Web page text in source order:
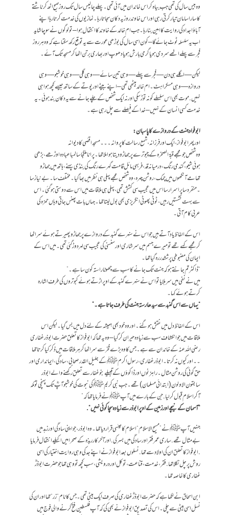
وہ بیس سال کی تھی جب بیاہ کر اس خاندان میں آئی تھی ۔ پہلے چالیس سال تک روز صبح اٹھ کر ناشتے
کا سارا سامان تیار کرتی رہی اور اس خاوند روز یہ دکان سجاتا رہا ۔ نمازیوں کی خدمت کرتا رہا اپنے
آباؤاجداد کی روایت کا امین بنا رہا ۔ جب ام خالد کے خاوند کا انتقال ہوا – تو لوگوں نے سوچا شاید
اب یہ سلسلہ ٹوٹ جائے گا – کون اسی سال کی بوڑھی عورت سے یہ توقع رکھ سکتا ہے کہ وہ ہر روز
فجر سے پہلے اٹھے سردی ہو یا گرمی بارش ہو یا دھوپ اور بھاری برتن اٹھا کر مسجد تک آئے۔
لیکن — اگلے ہی دن — فجر سے پہلے — وہی تین سائے — وہی گلی — وہی خوشبو — وہی
دروازہ — وہی مسکراہٹ۔ ام خالد بیٹھی تھی – اپنے بیٹے اور پوتے کے ساتھ جیسے کچھ ہوا ہی
نہیں. موت بھی اس سلسلے کو نہ توڑ سکی اور نہ ایک شخص کے چلے جانے سے یہ دکان بند ہوئی ۔ یہ
خدمت کسی انسان کے نہیں – خدا کے فیصلے سے چل رہی ہے۔
ابو فواد جنت کے دروازے کا پاسبان :
اور پھر ابو فواز، ایک اور فرزانہ، شمع رسالت کا پروانہ ۔۔۔ مسجد اقصٰی کا دیوانہ
وہ شخص جو مجھے قبة الصخرہ کے چبوترے پر جھاڑو دیتا ہوا ملا تھا ۔ پراناملگجا سا لمبا عبادہ اوڑھے، بڑھی
ہوئی شیو ، گندمی رنگ ، درمیانہ قد ، فربہی مائل قامت گہرے رنگ کی بنڈی پہنے ، ہاتھ میں جھاڑو
تھامے آنکھوں میں چمک، روشن چہرہ ، وہ شخص مجھے پہلی ہی نظر میں بھا گیا ۔مختلف سا ۔ بے نیاز سا
۔ منفرد سا پراسرار سا اس میں عجیب سی کشش تھی ، پہلی ہی ملاقات میں اس سے دوستی ہو گئی ۔ اس
سے بہت نشستیں رہیں ،ٹوٹی پھوٹی انگریزی بھی بول لیتا تھا ۔جہاں بات پھنس جاتی وہاں حمزہ کی
عربی کام آتی ۔
اس کے الفاظ یاد آتے ہیں جو اس نے سنہرے گنبد کے دروازے پر جھاڑو پھیرتے ہوئے سر اٹھا
کرمجھے کہے تھے تو میرے جسم میں سر شاری اور سنسنی کی عجیب سی لہر دوڑ گئی تھی۔میں اس کے
ایمان کی مضبوطی پر ششدر رہ گیا تھا۔
“ ڈاکٹر تم جانتے ہو کہ جنت تک جانے کا سب سے چھوٹا راستہ کون سا ہے ۔”
میں نے نفی میں سر ہلایا تو اس نے سنہرے گنبد کے اوپر اڑتے ہوئے کبوتروں کی طرف اشارہ
کرتے ہوئے کہا ۔
“ یہاں سے اس گنبد سے سیدھا رستہ جنت کی طرف جاتا ہے ۔”
اس کے الفاظ دل میں نقش ہو گئے ۔ اور وہ خود بھی ہمیشہ کے لئے دل میں بس گیا ۔ لیکن اس
ملاقات میں جو انکشاف سب سے زیادہ حیران کر گیا – وہ یہ تھا کہ ابو فواز کا تعلق حضرت ابو ذر غفاری
رضی اللہ عنہ کے خاندان سے ہے۔ جس کا وہ بڑے فخر سے سر اٹھا کر ہر ملاقات میں ذکر کیا کرتا تھا
۔۔ اور کیوں نہ کرتا ۔ ابو ذر غفاری، رسول اکرم ﷺ کے جلیل القدر صحابی، سادگی، ایمانداری اور
حق گوئی کی روشن مثال ۔ راہزنوں اور ڈاکوؤں کے قبیلے بنو غفار سے تعلق رکھنے والے ابوذر
سابقون الاولون ( ابتدائی مسلمان ) تھے ۔ جب نبی کریم ﷺ کی نبوت کی خوشبو آپؓ تک پہنچی تو مکہ
آ کر اسلام قبول کر لیا. جن کے بارے میں آپ ﷺ نے فرمایا تھا کہ”
“آسمان کے نیچے اور زمین کے اوپر ابو ذر سے زیادہ سچا کوئی نہیں “ .
جنہیں آپ ﷺ نے”مسیح الاسلام “ اسلام کا عیسٰی قرار دیا تھا ۔ وہ ابو ذر،جو اپنی سادگی اور زہد میں
بے مثال تھے . ساری عمر فقر اور سادگی میں بسر کی. اور آخر کار ربذہ کے صحرا میں اکیلے انتقال فرمایا
.ابو فواز کا تعلق ان کی اولاد سے تھا . نسلوں بعد ابو فواز نے اپنے جد کی وہی روایت اختیار کی اسی
روش پر چل نکلا تھا. فقر، خدمت ، قناعت ، توکل اور درویشی ، سب کچھ تو وہی تھا جو حضرت ابوذرؓ
غفاری کا خاصہ تھا ۔
ابن اسحاق نے لکھا ہے کہ حضرت ابوذرؓ غفاری کی صرف ایک بیٹی تھی ۔ جس کا نام “ زر “ تھا اور ان کی
نسل اسی بیٹی سے چلی ۔ اس کی تصدیق ابو فواز نے بھی کی کہ آپ فلسطین فتح کرنے والی فوج میں